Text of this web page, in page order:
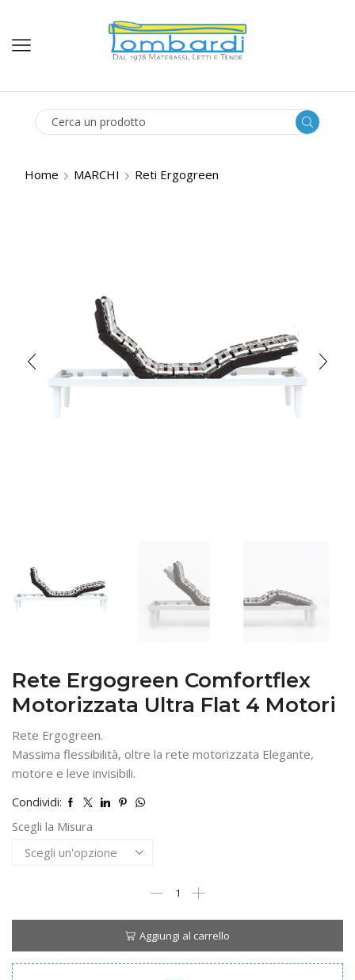
Home MARCHI Reti Ergogreen
Rete Ergogreen Comfortflex
Motorizzata Ultra Flat 4 Motori
Rete Ergogreen.
Massima flessibilità, oltre la rete motorizzata Elegante,
motore e leve invisibili.
Condividi:
Scegli la Misura
Ergogreen
Comfortflex
Motorizzata
Ultra
Flat
Aggiungi al carrello